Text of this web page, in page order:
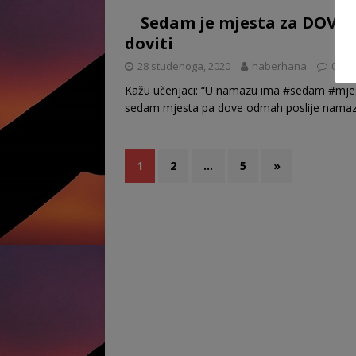
Sedam je mjesta za
doviti
28 studenoga, 2020 haberhana 0
Kažu učenjaci: “U namazu ima #sedam
sedam mjesta pa dove odmah poslije
1 2 … 5 »